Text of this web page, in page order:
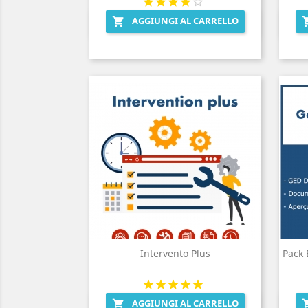
 AGGIUNGI AL CARRELLO
Anteprima
Intervento Plus
 AGGIUNGI AL CARRELLO